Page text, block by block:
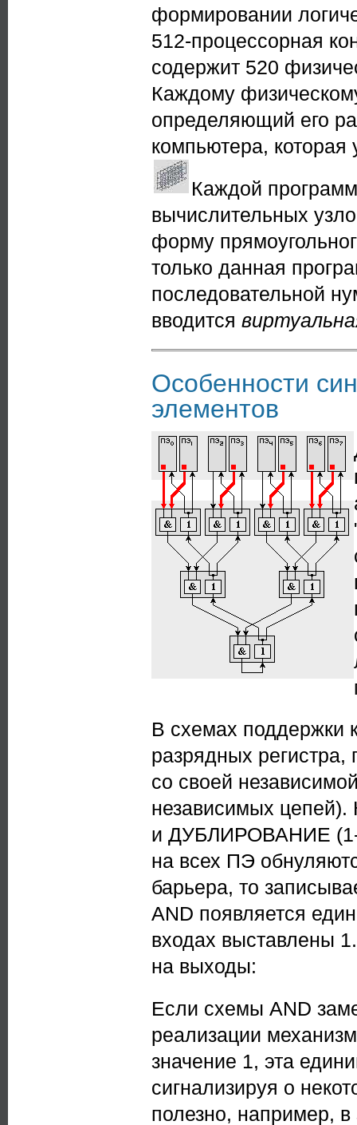
формировании
512-процессорная
содержит 520
Каждому
определяющий его
компьютера, которая
Каждой
вычислительных
форму
только данная
последовательной
вводится
Особенности
элементов
В схемах поддержки
разрядных
со своей
независимых цепей).
и ДУБЛИРОВАНИЕ (1-
на всех ПЭ
барьера, то
AND появляется
входах выставлены
на выходы:
Если схемы AND
реализации
значение 1, эта
сигнализируя о
полезно, например, в